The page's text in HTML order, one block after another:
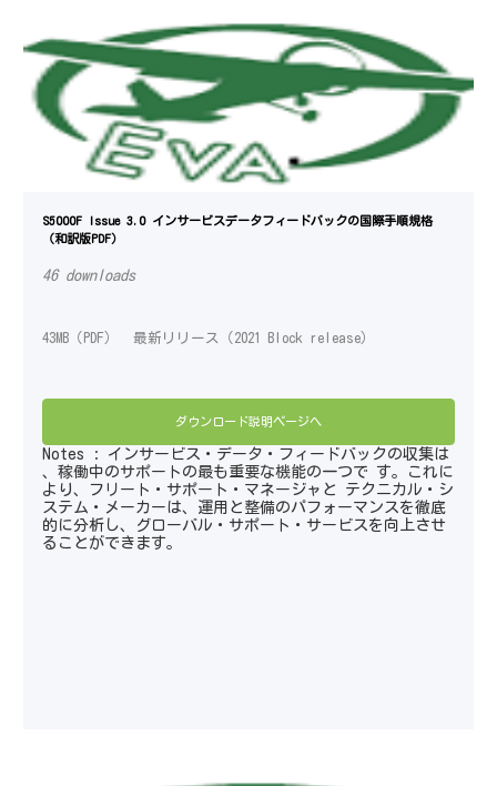
S5000F Issue 3.0 インサービスデータフィードバックの国際手順規格
（和訳版PDF）
46 downloads
43MB（PDF） 最新リリース（2021 Block release）
ダウンロード説明ページへ
Notes : インサービス・データ・フィードバックの収集は
、稼働中のサポートの最も重要な機能の一つで す。これに
より、フリート・サポート・マネージャと テクニカル・シ
ステム・メーカーは、運用と整備のパフォーマンスを徹底
的に分析し、グローバル・サポート・サービスを向上させ
ることができます。